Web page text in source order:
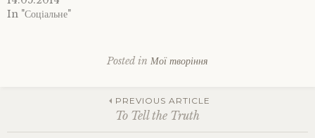
In "Соціальне"
Posted in Мої творіння
Поезія
PREVIOUS ARTICLE
To Tell the Truth